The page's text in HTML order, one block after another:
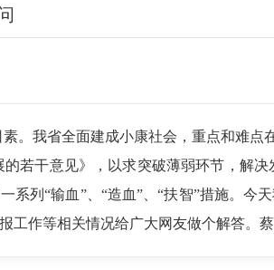
。我省全面建成小康社会，重点和难
若干意见》，以求突破薄弱环节，解
系列“输血”、“造血”、“扶智”措施。
工作等相关情况给广大网友做个解答。蔡